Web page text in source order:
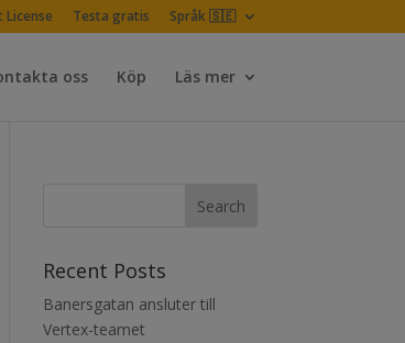
License Testa gratis Språk 🇸🇪
oss Köp Läs mer
Recent Posts
Banersgatan ansluter till
Vertex-teamet